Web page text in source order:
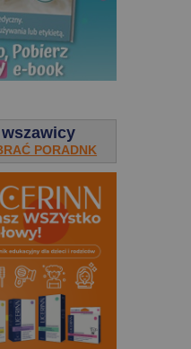
PORADNK